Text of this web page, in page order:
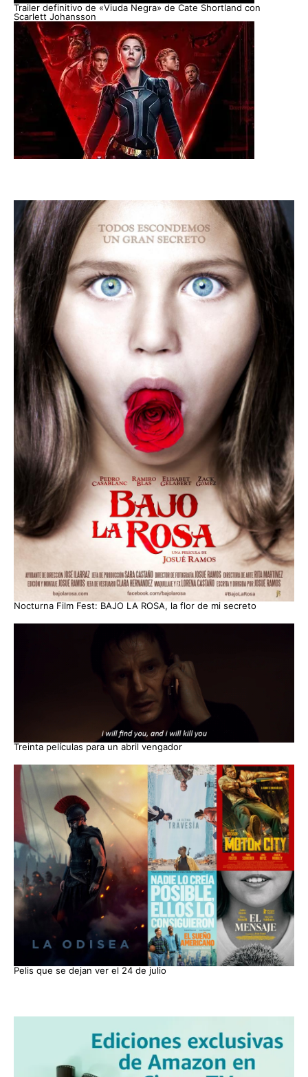
Trailer definitivo de «Viuda Negra» de Cate Shortland con
Scarlett Johansson
Nocturna Film Fest: BAJO LA ROSA, la flor de mi secreto
Treinta películas para un abril vengador
Pelis que se dejan ver el 24 de julio